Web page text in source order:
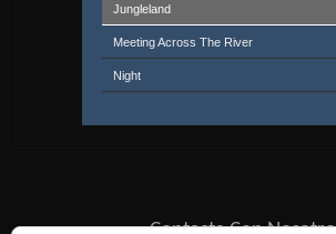
Jungleland
Meeting Across The River
Night